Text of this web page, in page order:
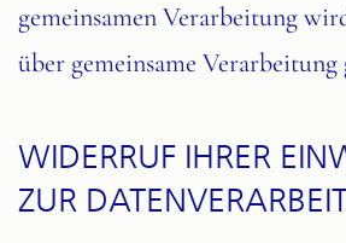
gemeinsamen Verarbeitung
über gemeinsame Verarbeitung
WIDERRUF IHRER
ZUR